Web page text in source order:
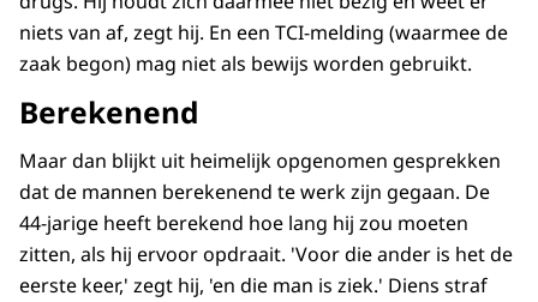
niets van af, zegt hij. En een TCI-melding (waarmee de
zaak begon) mag niet als bewijs worden gebruikt.
Berekenend
Maar dan blijkt uit heimelijk opgenomen gesprekken
dat de mannen berekenend te werk zijn gegaan. De
44-jarige heeft berekend hoe lang hij zou moeten
zitten, als hij ervoor opdraait. 'Voor die ander is het de
eerste keer,' zegt hij, 'en die man is ziek.' Diens straf